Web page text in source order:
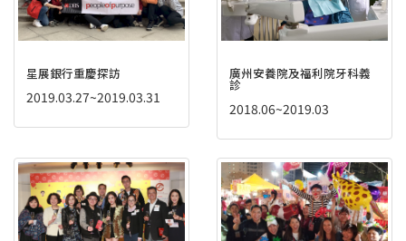
星展銀行重慶探訪
2019.03.27~2019.03.31
廣州安養院及福利院牙科義
診
2018.06~2019.03